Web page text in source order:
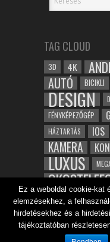
TAG CLOUD
3D 4K
AUTÓ BICIKLI
DESIGN
FÉNYKÉPEZŐGÉP
HÁZTARTÁS IOS
KAMERA
LUXUS
ROBOT
TESZT VIDEÓ
ÉPÍTÉSZET
Ez a weboldal cookie-kat
elemzésekhez, a
hirdetésekhez és a
tájékoztatóban